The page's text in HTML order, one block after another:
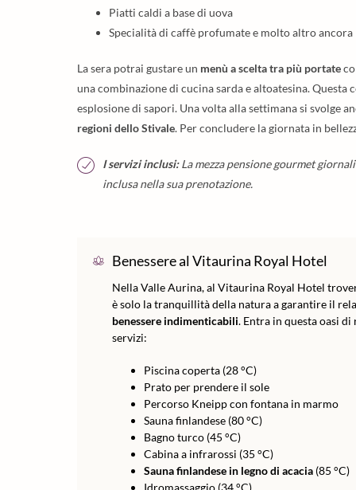
Piatti caldi a base di uova
Specialità di caffè profumate e molto altro ancora
La sera potrai gustare un menù a scelta tra più portate
una combinazione di cucina sarda e altoatesina. Questa
esplosione di sapori. Una volta alla settimana si svolge
regioni dello Stivale. Per concludere la giornata in
I servizi inclusi:La mezza pensione gourmet
inclusa nella sua prenotazione.
Benessere al Vitaurina Royal Hotel
Nella Valle Aurina, al Vitaurina Royal Hotel
è solo la tranquillità della natura a garantire il
benessere indimenticabili. Entra in questa oasi
servizi:
Piscina coperta (28 °C)
Prato per prendere il sole
Percorso Kneipp con fontana in marmo
Sauna finlandese (80 °C)
Bagno turco (45 °C)
Cabina a infrarossi (35 °C)
Sauna finlandese in legno di acacia (85 °C)
Idromassaggio (34 °C)